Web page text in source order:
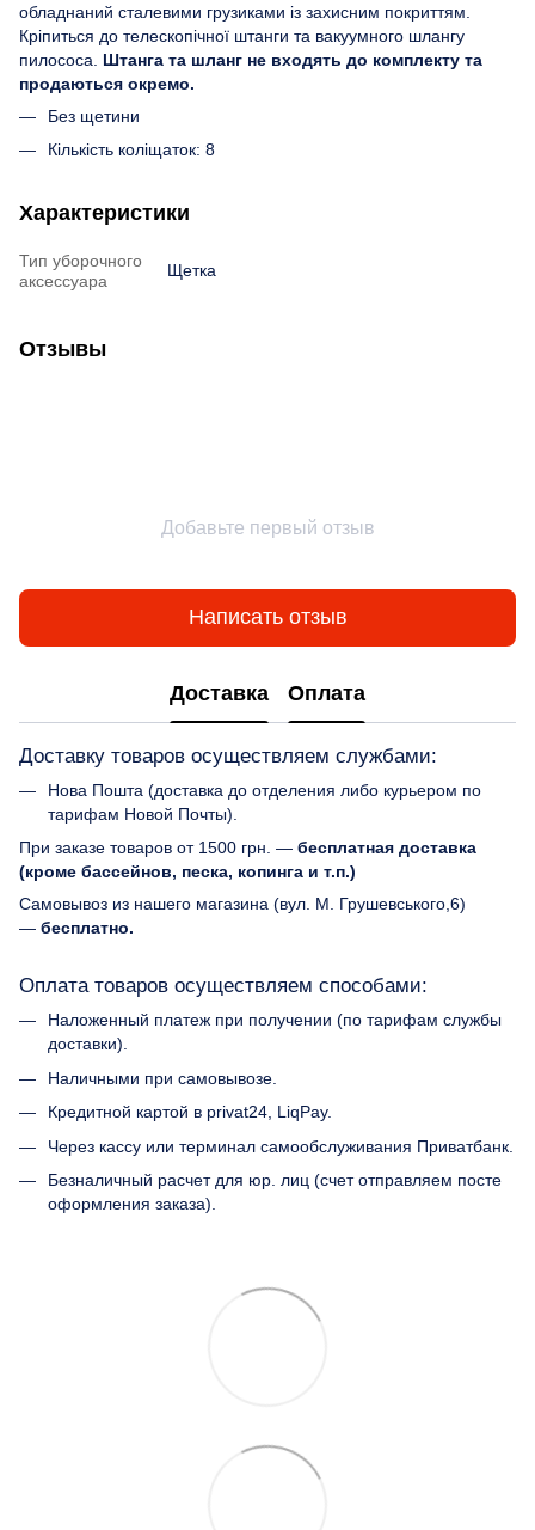
обладнаний сталевими грузиками із захисним покриттям.
Кріпиться до телескопічної штанги та вакуумного шлангу
пилососа. Штанга та шланг не входять до комплекту та
продаються окремо.
Без щетини
Кількість коліщаток: 8
Характеристики
Тип уборочного
аксессуара
Щетка
Отзывы
Добавьте первый отзыв
Написать отзыв
Доставка Оплата
Доставку товаров осуществляем службами:
Нова Пошта (доставка до отделения либо курьером по
тарифам Новой Почты).
При заказе товаров от 1500 грн. — бесплатная доставка
(кроме бассейнов, песка, копинга и т.п.)
Самовывоз из нашего магазина (вул. М. Грушевського,6)
— бесплатно.
Оплата товаров осуществляем способами:
Наложенный платеж при получении (по тарифам службы
доставки).
Наличными при самовывозе.
Кредитной картой в privat24, LiqPay.
Через кассу или терминал самообслуживания Приватбанк.
Безналичный расчет для юр. лиц (счет отправляем посте
оформления заказа).